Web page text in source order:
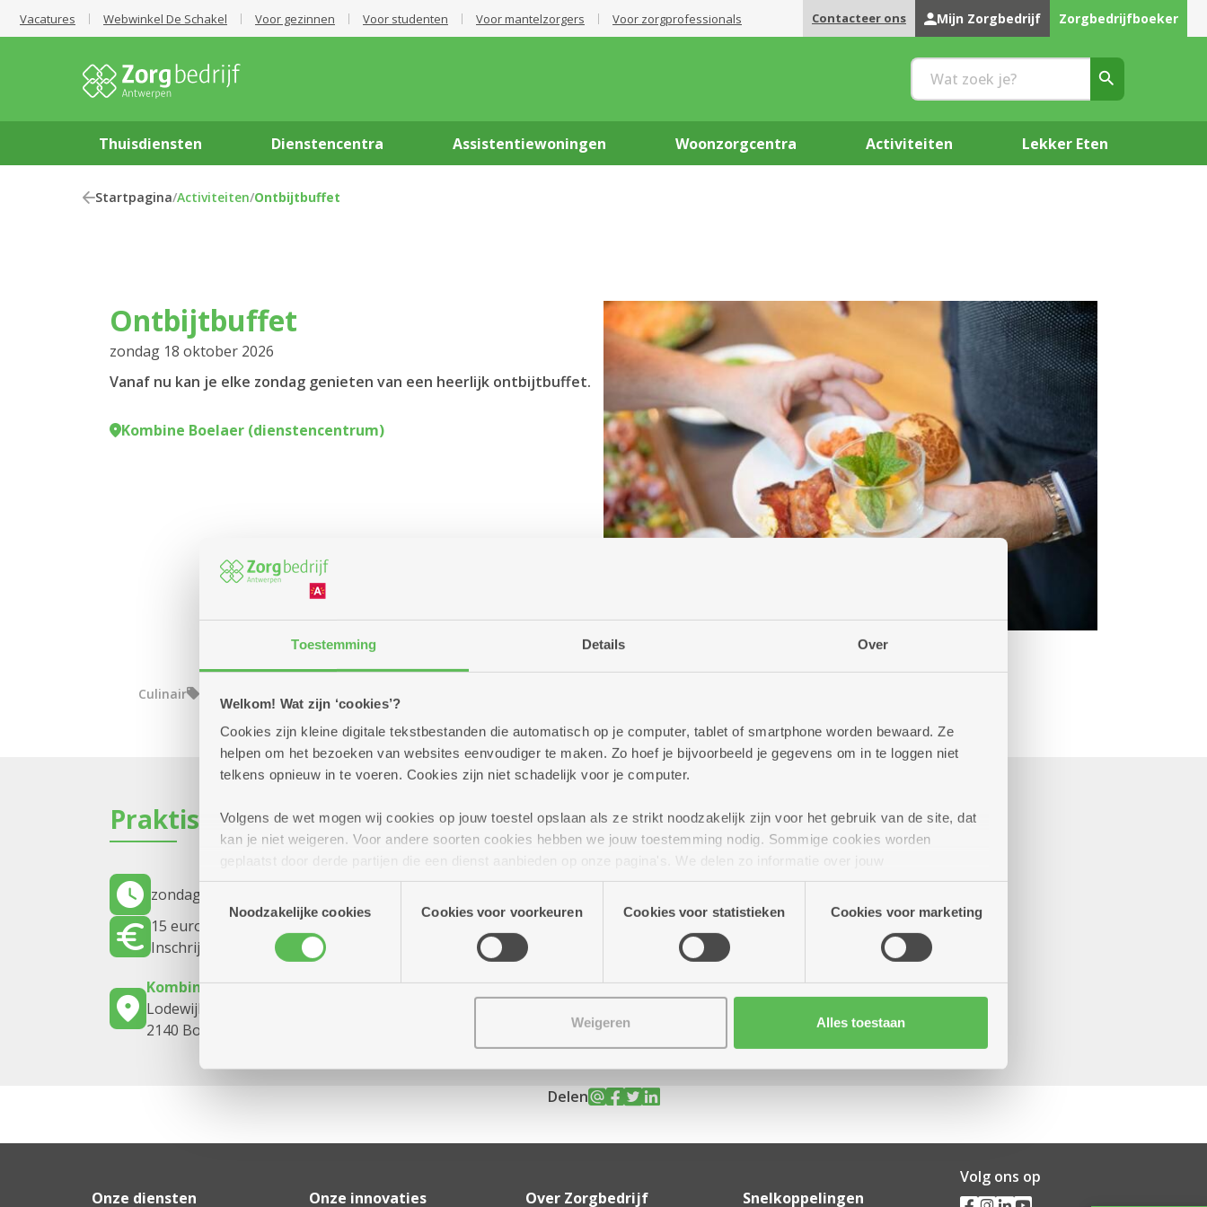
Toestemming Details Over
Welkom! Wat zijn ‘cookies’?
Cookies zijn kleine digitale tekstbestanden die automatisch op je computer, tablet of smartphone worden bewaard. Ze
helpen om het bezoeken van websites eenvoudiger te maken. Zo hoef je bijvoorbeeld je gegevens om in te loggen niet
telkens opnieuw in te voeren. Cookies zijn niet schadelijk voor je computer.
Volgens de wet mogen wij cookies op jouw toestel opslaan als ze strikt noodzakelijk zijn voor het gebruik van de site, dat
kan je niet weigeren. Voor andere soorten cookies hebben we jouw toestemming nodig. Sommige cookies worden
geplaatst door derde partijen die een dienst aanbieden op onze pagina's. We delen zo informatie over jouw
(geanonimiseerd) gebruik van onze site voor social media, advertenties en analyse. Deze partners kunnen deze gegevens
combineren met andere informatie die je aan hen verstrekte.
Toestemmingsselectie
Noodzakelijke cookies
Cookies voor voorkeuren Cookies voor statistieken Cookies voor marketing
Weigeren Alles toestaan
Vacatures Webwinkel De Schakel Voor gezinnen Voor studenten Voor mantelzorgers Voor zorgprofessionals Contacteer ons Mijn Zorgbedrijf Zorgbedrijfboeker
Thuisdiensten Dienstencentra Assistentiewoningen Woonzorgcentra Activiteiten Lekker Eten
Startpagina/Activiteiten/Ontbijtbuffet
Ontbijtbuffet
zondag 18 oktober 2026
Vanaf nu kan je elke zondag genieten van een heerlijk ontbijtbuffet.
Kombine Boelaer (dienstencentrum)
Culinair
Praktisch
zondag 18 oktober 2026
15 euro
Inschrijven noodzakelijk
Kombine Boelaer (dienstencentrum)
Lodewijk van Berckenlaan 361 G 01
2140 Borgerhout
Delen
Onze diensten Onze innovaties Over Zorgbedrijf Snelkoppelingen
Volg ons op